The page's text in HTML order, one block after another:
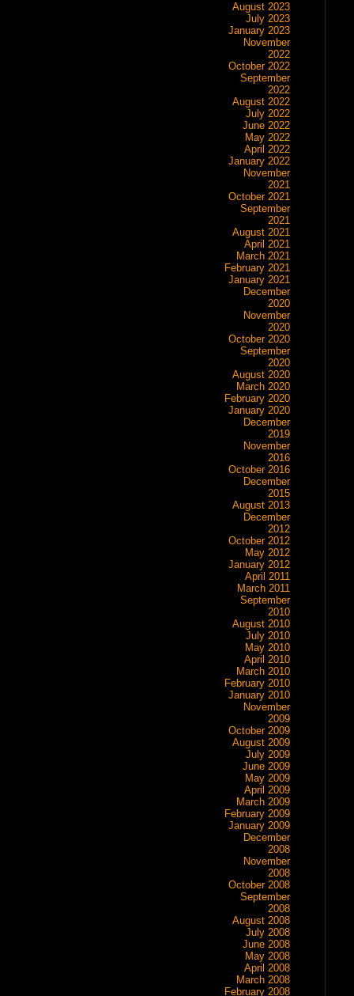
August 2023
July 2023
January 2023
November
2022
October 2022
September
2022
August 2022
July 2022
June 2022
May 2022
April 2022
January 2022
November
2021
October 2021
September
2021
August 2021
April 2021
March 2021
February 2021
January 2021
December
2020
November
2020
October 2020
September
2020
August 2020
March 2020
February 2020
January 2020
December
2019
November
2016
October 2016
December
2015
August 2013
December
2012
October 2012
May 2012
January 2012
April 2011
March 2011
September
2010
August 2010
July 2010
May 2010
April 2010
March 2010
February 2010
January 2010
November
2009
October 2009
August 2009
July 2009
June 2009
May 2009
April 2009
March 2009
February 2009
January 2009
December
2008
November
2008
October 2008
September
2008
August 2008
July 2008
June 2008
May 2008
April 2008
March 2008
February 2008